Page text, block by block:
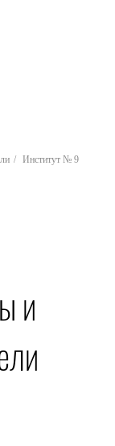
Институт № 9
и